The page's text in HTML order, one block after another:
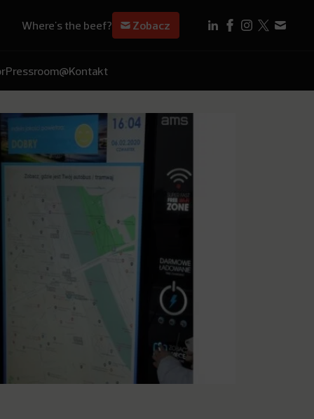
Where's the beef? Zobacz
Pressroom@Kontakt